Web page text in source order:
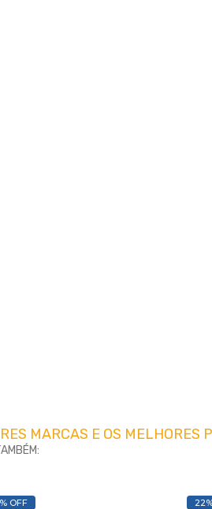
MARCAS E OS MELHORES
OFF